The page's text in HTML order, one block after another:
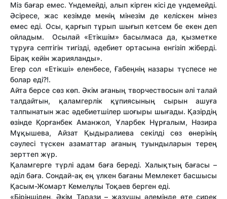
Міз бағар емес. Үндемейді, алып кірген кісі де үндемейді.
Әсіресе, жас кезімде менің мінезім де келіскен мінез
емес еді. Осы, қарғып тұрып шығып кетсем бе екен деп
ойладым. Осылай «Етікшім» басылмаса да, қызметке
тұруға септігін тигізді, әдебиет ортасына енгізіп жіберді.
Бірақ кейін жарияланды».
Егер сол «Етікші» еленбесе, Ғабеңнің назары түспесе не
болар еді?!.
Айта берсе сөз көп. Әкім ағаның твор­чествосын әлі талай
талдайтын, қалам­гер­лік құпиясының сырын ашуға
талпынатын жас әдебиетшілер шоғыры шығады. Қазірдің
өзінде Қорғанбек Аманжол, Ұларбек Нұрғалым, Нәзира
Мұқышева, Айзат Қыдыралиева секілді сөз өнерінің
сәулесі түскен азаматтар ағаның туынды­ларын терең
зерттеп жүр.
Қаламгерге түрлі адам баға береді. Халықтың бағасы –
әділ баға. Сондай-ақ ең үлкен бағаны Мемлекет басшысы
Қасым-Жомарт Кемелұлы Тоқаев берген еді.
«Біріншіден, Әкім Тарази – жазушы әлемінде өте сирек